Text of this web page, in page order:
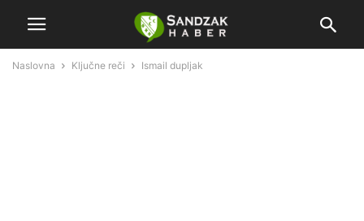
Naslovna Ključne reči Ismail dupljak